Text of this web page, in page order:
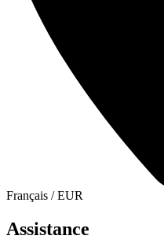
Français /EUR
Assistance